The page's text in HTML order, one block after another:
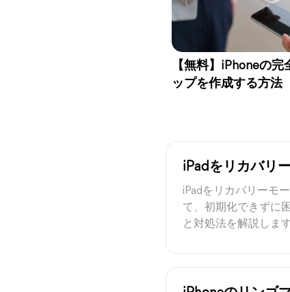
【無料】iPhoneの完
ップを作成する方法
iPadをリカバリ
iPadをリカバリーモ
て、初期化できずに
と対処法を解説します